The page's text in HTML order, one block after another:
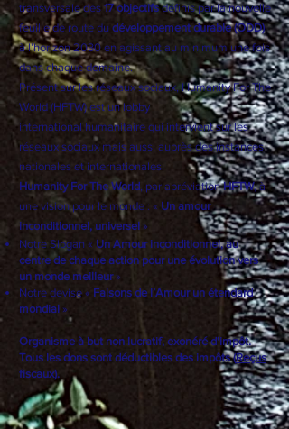
pour la démocratisation et pour la réalisation
transversale des17 objectifsdéfinis par la nouvelle
feuille de route du développement durable (ODD)
à l’horizon 2030 en agissant au minimum une fois
dans chaque domaine.
Présent sur les réseaux sociaux, Humanity For The
World (HFTW) est unlobby
internationalhumanitaire qui intervient sur les
réseaux sociaux mais aussi auprès des instances
nationales et internationales.
Humanity For The World, par abréviationHFTW
, à
une vision pour le monde : «
Un amour
inconditionnel, universel»
Notre Slogan «Un Amour inconditionnel, au
centre de chaque action pour une évolution vers
un monde meilleur»
Notre devise «
Faisons de l’Amour un étendard
mondial
Organisme à but non lucratif, exonéré d'impôt.
Tous les dons sont déductibles des impôts (Reçus
fiscaux).